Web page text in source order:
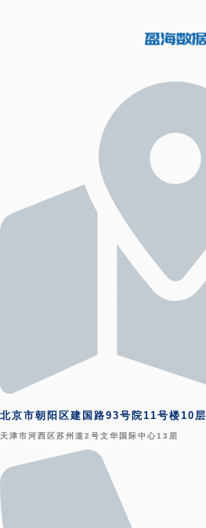
北京市朝阳区建国路93号院11号楼10层
天津市河西区苏州道2号文华国际中心13层